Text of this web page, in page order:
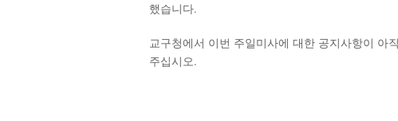
했습니다.
교구청에서 이번 주일미사에 대한 공지사항이 아
주십시오.